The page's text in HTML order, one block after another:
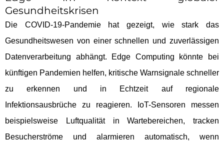
Gesundheitskrisen
Die COVID-19-Pandemie hat gezeigt, wie stark das
Gesundheitswesen von einer schnellen und zuverlässigen
Datenverarbeitung abhängt. Edge Computing könnte bei
künftigen Pandemien helfen, kritische Warnsignale schneller
zu erkennen und in Echtzeit auf regionale
Infektionsausbrüche zu reagieren. IoT-Sensoren messen
beispielsweise Luftqualität in Wartebereichen, tracken
Besucherströme und alarmieren automatisch, wenn